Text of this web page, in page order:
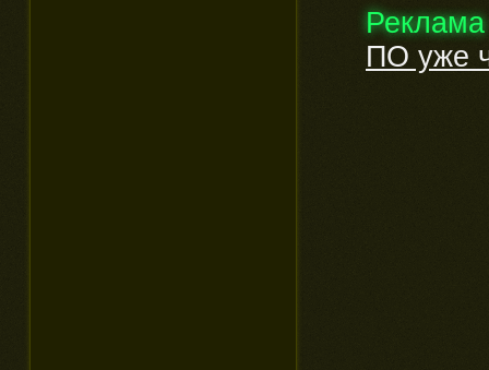
Реклама
ПО уже